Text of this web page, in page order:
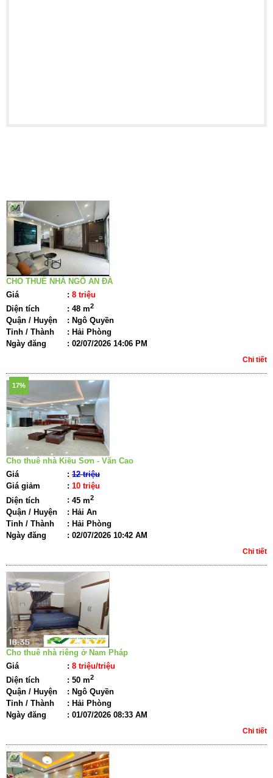
CHO THUÊ NHÀ NGÕ AN ĐÀ
Giá
: 8 triệu
Diện tích
: 48 m2
Quận / Huyện : Ngô Quyền
Tỉnh / Thành
: Hải Phòng
Ngày đăng
: 02/07/2026 14:06 PM
Chi tiết
Cho thuê nhà Kiều Sơn - Văn Cao
17%
Giá : 12 triệu
Giá giảm
: 10 triệu
Diện tích
: 45 m2
Quận / Huyện : Hải An
Tỉnh / Thành
: Hải Phòng
Ngày đăng
: 02/07/2026 10:42 AM
Chi tiết
Cho thuê nhà riêng ở Nam Pháp
Giá
: 8 triệu/triệu
Diện tích
: 50 m2
Quận / Huyện : Ngô Quyền
Tỉnh / Thành
: Hải Phòng
Ngày đăng
: 01/07/2026 08:33 AM
Chi tiết